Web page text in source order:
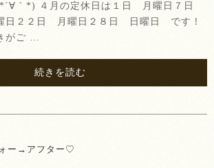
｀*) ４月の定休日は１日 月曜日７日
日２２日 月曜日２８日 日曜日 です！
がご …
続きを読む
ー→アフター♡